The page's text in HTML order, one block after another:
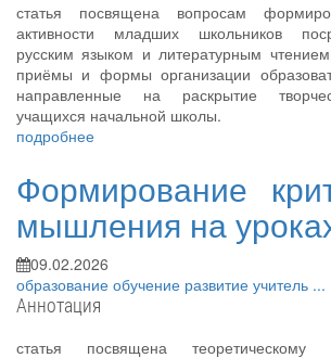
статья посвящена вопросам
активности младших школьников
русским языком и литературным
приёмы и формы организации
направленные на раскрытие
учащихся начальной школы.
подробнее
Формирование
мышления на
09.02.2026
образование обучение развитие учитель ...
Аннотация
статья посвящена теоретическому